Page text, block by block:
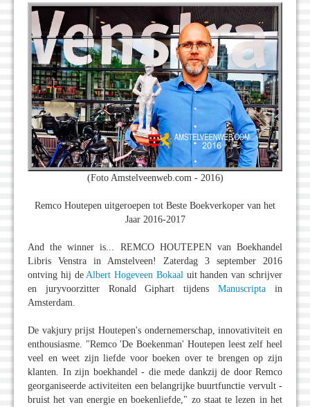
(Foto Amstelveenweb.com - 2016)
Remco Houtepen uitgeroepen tot Beste Boekverkoper van het
Jaar 2016-2017
And the winner is... REMCO HOUTEPEN van Boekhandel
Libris Venstra in Amstelveen! Zaterdag 3 september 2016
ontving hij de Albert Hogeveen Bokaal uit handen van schrijver
en juryvoorzitter Ronald Giphart tijdensManuscripta in
Amsterdam.
De vakjury prijst Houtepen's ondernemerschap, innovativiteit en
enthousiasme. "Remco 'De Boekenman' Houtepen leest zelf heel
veel en weet zijn liefde voor boeken over te brengen op zijn
klanten. In zijn boekhandel - die mede dankzij de door Remco
georganiseerde activiteiten een belangrijke buurtfunctie vervult -
bruist het van energie en boekenliefde," zo staat te lezen in het